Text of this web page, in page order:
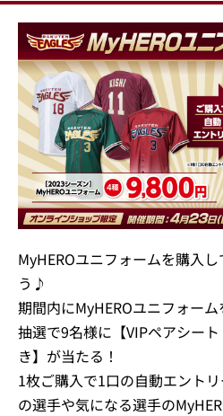
MyHEROユニフォームを購入
う♪
期間内にMyHEROユニフォーム
抽選で9名様に【VIPペアシー
き】が当たる！
1枚ご購入で1口の自動エント
の選手や気になる選手の